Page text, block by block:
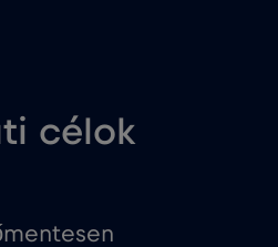
célok